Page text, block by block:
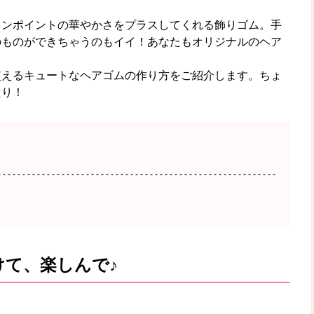
ポイントの華やかさをプラスしてくれる飾りゴム。手
のができちゃうのもイイ！あなたもオリジナルのヘア
るキュートなヘアゴムの作り方をご紹介します。ちょ
！
、楽しんで♪